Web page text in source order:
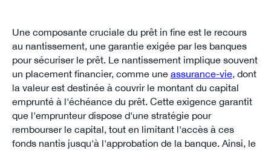
Une composante cruciale du prêt in fine est le recours
au nantissement, une garantie exigée par les banques
pour sécuriser le prêt. Le nantissement implique souvent
un placement financier, comme une assurance-vie, dont
la valeur est destinée à couvrir le montant du capital
emprunté à l'échéance du prêt. Cette exigence garantit
que l'emprunteur dispose d'une stratégie pour
rembourser le capital, tout en limitant l'accès à ces
fonds nantis jusqu'à l'approbation de la banque. Ainsi, le